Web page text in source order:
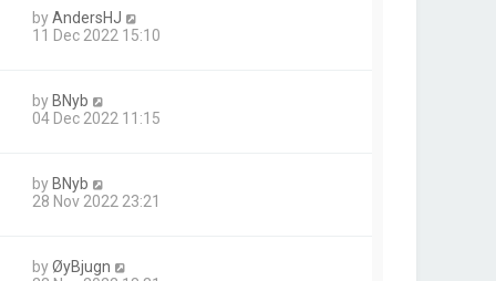
byAndersHJ
11 Dec 2022 15:10
by BNyb
04 Dec 2022 11:15
by BNyb
28 Nov 2022 23:21
byØyBjugn